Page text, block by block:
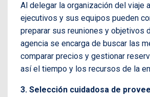
Al delegar la organización del viaje
ejecutivos y sus equipos pueden
preparar sus reuniones y objetivos
agencia se encarga de buscar las
comparar precios y gestionar
así el tiempo y los recursos de la
3. Selección cuidadosa de